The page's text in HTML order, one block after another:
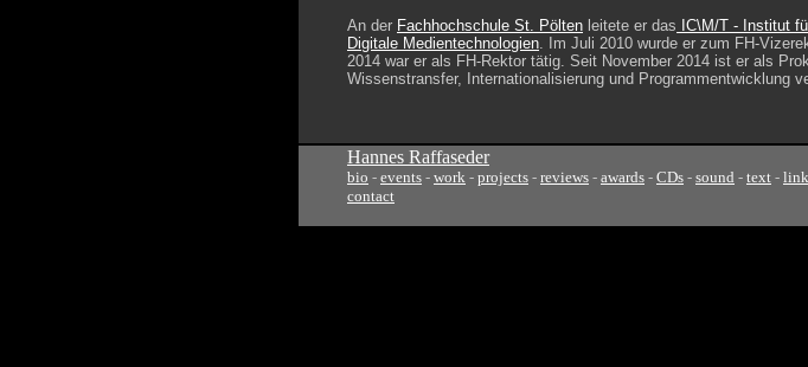
An der Fachhochschule St. Pölten leitete er das IC\M/T - Institut
Digitale Medientechnologien. Im Juli 2010 wurde er zum FH-
2014 war er als FH-Rektor tätig. Seit November 2014 ist er als
Wissenstransfer, Internationalisierung und Programmentwicklung
Hannes Raffaseder
bio - events - work - projects - reviews - awards - CDs - sound - text -
contact